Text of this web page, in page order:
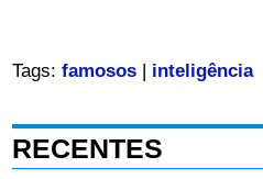
Tags: famosos| inteligência
RECENTES